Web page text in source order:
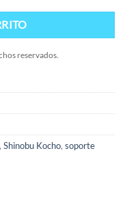
reservados.
, Shinobu Kocho, soporte